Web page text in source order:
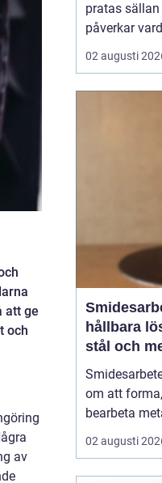
att ge
och
av
pratas sällan
påverkar
nästan alla.
park eller
äldre,
och
02 augusti
hållbara
stål och
om att
bearbeta
starka och
02 augusti